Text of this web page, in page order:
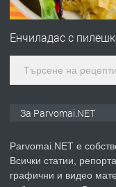
ПРЕДЛАГА
Енчиладас с
За Parvomai.NET
Parvomai.NET е
Всички статии,
графични и видео